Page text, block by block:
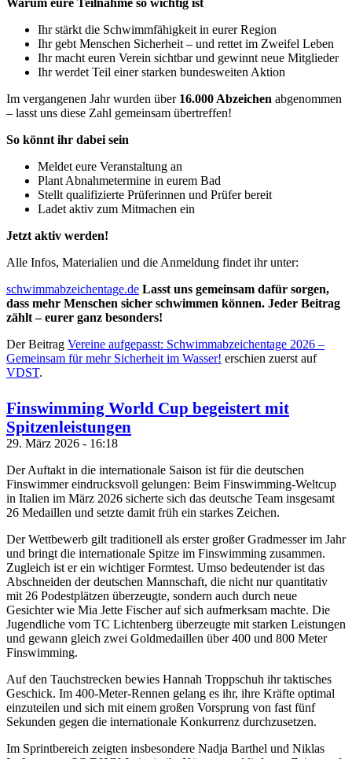
Ihr stärkt die Schwimmfähigkeit in eurer Region
Ihr gebt Menschen Sicherheit – und rettet im Zweifel Leben
Ihr macht euren Verein sichtbar und gewinnt neue Mitglieder
Ihr werdet Teil einer starken bundesweiten Aktion
Im vergangenen Jahr wurden über 16.000 Abzeichen abgenommen
– lasst uns diese Zahl gemeinsam übertreffen!
So könnt ihr dabei sein
Meldet eure Veranstaltung an
Plant Abnahmetermine in eurem Bad
Stellt qualifizierte Prüferinnen und Prüfer bereit
Ladet aktiv zum Mitmachen ein
Jetzt aktiv werden!
Alle Infos, Materialien und die Anmeldung findet ihr unter:
schwimmabzeichentage.de Lasst uns gemeinsam dafür sorgen,
dass mehr Menschen sicher schwimmen können. Jeder Beitrag
zählt – eurer ganz besonders!
Der Beitrag Vereine aufgepasst: Schwimmabzeichentage 2026 –
Gemeinsam für mehr Sicherheit im Wasser! erschien zuerst auf
VDST.
Finswimming World Cup begeistert mit
Spitzenleistungen
29. März 2026 - 16:18
Der Auftakt in die internationale Saison ist für die deutschen
Finswimmer eindrucksvoll gelungen: Beim Finswimming-Weltcup
in Italien im März 2026 sicherte sich das deutsche Team insgesamt
26 Medaillen und setzte damit früh ein starkes Zeichen.
Der Wettbewerb gilt traditionell als erster großer Gradmesser im Jahr
und bringt die internationale Spitze im Finswimming zusammen.
Zugleich ist er ein wichtiger Formtest. Umso bedeutender ist das
Abschneiden der deutschen Mannschaft, die nicht nur quantitativ
mit 26 Podestplätzen überzeugte, sondern auch durch neue
Gesichter wie Mia Jette Fischer auf sich aufmerksam machte. Die
Jugendliche vom TC Lichtenberg überzeugte mit starken Leistungen
und gewann gleich zwei Goldmedaillen über 400 und 800 Meter
Finswimming.
Auf den Tauchstrecken bewies Hannah Troppschuh ihr taktisches
Geschick. Im 400-Meter-Rennen gelang es ihr, ihre Kräfte optimal
einzuteilen und sich mit einem großen Vorsprung von fast fünf
Sekunden gegen die internationale Konkurrenz durchzusetzen.
Im Sprintbereich zeigten insbesondere Nadja Barthel und Niklas